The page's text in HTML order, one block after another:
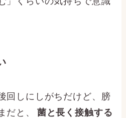
回しにしがちだけど、膀
だと、
菌と長く接触する